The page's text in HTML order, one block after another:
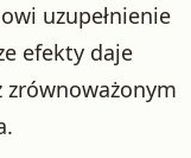
uzupełnienie
efekty daje
zrównoważonym